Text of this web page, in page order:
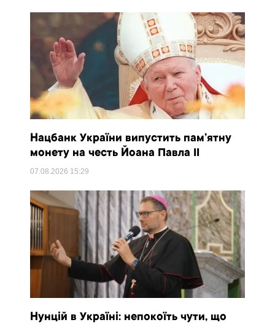
Нацбанк України випустить пам’ятну
монету на честь Йоана Павла II
07.08.2026 15:29
Нунцій в Україні: непокоїть чути, що